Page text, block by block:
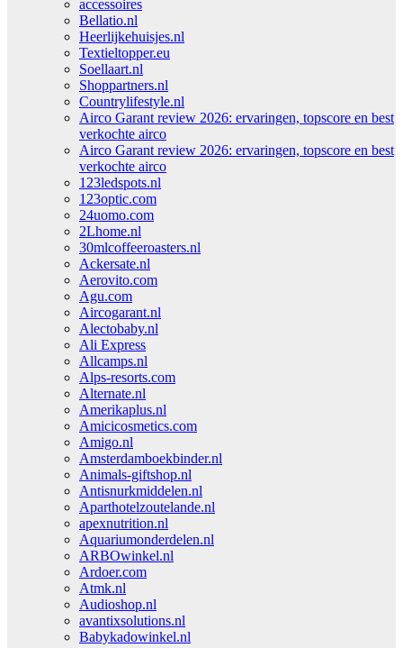
accessoires
Bellatio.nl
Heerlijkehuisjes.nl
Textieltopper.eu
Soellaart.nl
Shoppartners.nl
Countrylifestyle.nl
Airco Garant review 2026: ervaringen, topscore en best
verkochte airco
Airco Garant review 2026: ervaringen, topscore en best
verkochte airco
123ledspots.nl
123optic.com
24uomo.com
2Lhome.nl
30mlcoffeeroasters.nl
Ackersate.nl
Aerovito.com
Agu.com
Aircogarant.nl
Alectobaby.nl
Ali Express
Allcamps.nl
Alps-resorts.com
Alternate.nl
Amerikaplus.nl
Amicicosmetics.com
Amigo.nl
Amsterdamboekbinder.nl
Animals-giftshop.nl
Antisnurkmiddelen.nl
Aparthotelzoutelande.nl
apexnutrition.nl
Aquariumonderdelen.nl
ARBOwinkel.nl
Ardoer.com
Atmk.nl
Audioshop.nl
avantixsolutions.nl
Babykadowinkel.nl